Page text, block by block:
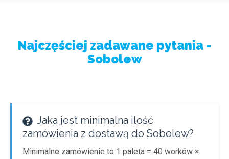
Najczęściej zadawane pytania -
Sobolew
Jaka jest minimalna ilość
zamówienia z dostawą do Sobolew?
Minimalne zamówienie to 1 paleta = 40 worków ×